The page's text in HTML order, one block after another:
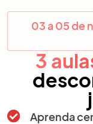
03 a 05 de
3
Aprenda